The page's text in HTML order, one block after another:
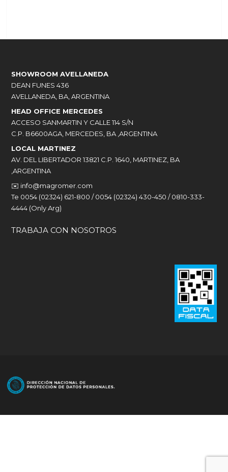
SHOWROOM AVELLANEDA
DEAN FUNES 436
AVELLANEDA, BA, ARGENTINA
HEAD OFFICE MERCEDES
ACCESO SANMARTIN Y CALLE 114 S/N
C.P. B6600AGA, MERCEDES, BA ,ARGENTINA
LOCAL MARTINEZ
AV. DEL LIBERTADOR 13821 C.P. 1640, MARTINEZ, BA
,ARGENTINA
✉️ info@magromer.com
Te 0054 (02324) 621-800 / 0054 (02324) 430-450 / 0810-333-
4444 (Only Arg)
TRABAJA CON NOSOTROS